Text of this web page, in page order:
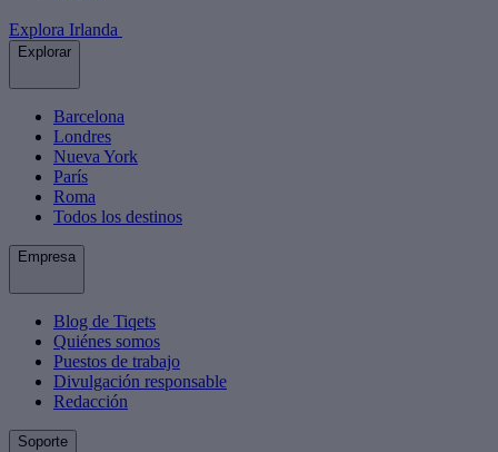
Explora Irlanda
Explorar
Barcelona
Londres
Nueva York
París
Roma
Todos los destinos
Empresa
Blog de Tiqets
Quiénes somos
Puestos de trabajo
Divulgación responsable
Redacción
Soporte